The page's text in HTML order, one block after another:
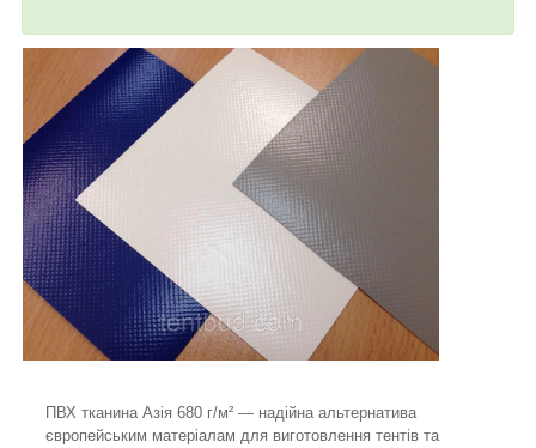
ПВХ тканина Азія 680 г/м² — надійна альтернатива
європейським матеріалам для виготовлення тентів та